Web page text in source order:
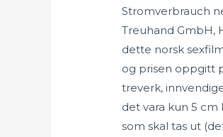
Stromverbrauch
Treuhand GmbH,
dette norsk
og prisen oppgitt
treverk,
det vara kun 5
som skal tas ut